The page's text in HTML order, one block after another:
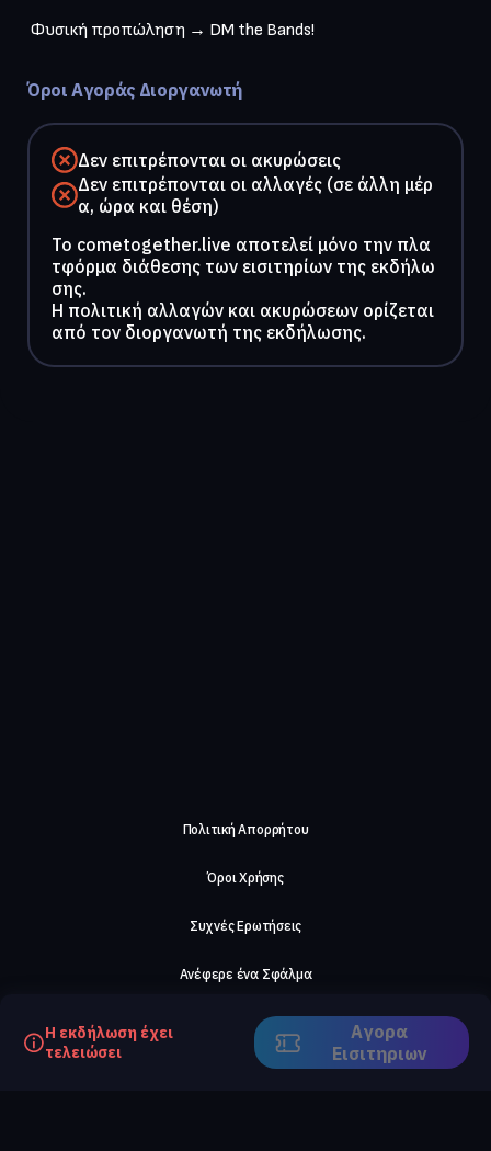
Φυσική προπώληση → DM the Bands!
Όροι Αγοράς Διοργανωτή
Δεν επιτρέπονται οι ακυρώσεις
Δεν επιτρέπονται οι αλλαγές (σε άλλη μέρ
α, ώρα και θέση)
To cometogether.live αποτελεί μόνο την πλα
τφόρμα διάθεσης των εισιτηρίων της εκδήλω
σης.
Η πολιτική αλλαγών και ακυρώσεων ορίζεται
από τον διοργανωτή της εκδήλωσης.
Η εκδήλωση έχει
τελειώσει
Αγορα
Eισιτηριων
Πολιτική Απορρήτου
Όροι Χρήσης
Συχνές Ερωτήσεις
Ανέφερε ένα Σφάλμα
Σχετικά με μας
Careers